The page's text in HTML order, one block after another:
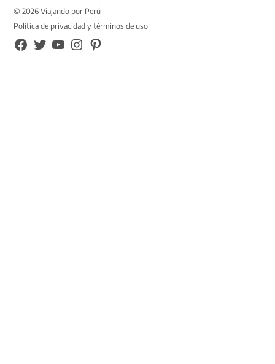
© 2026 Viajando por Perú
Política de privacidad y términos de uso
FB
TW YouTubeInstagramPinterest